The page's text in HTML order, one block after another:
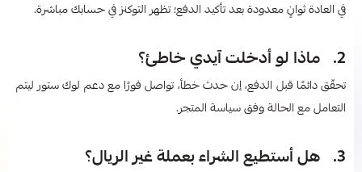
في العادة ثوانٍ معدودة بعد تأكيد الدفع؛ تظهر التوكنز في حسابك مباشرة.
2. ماذا لو أدخلت آيدي خاطئ؟
تحقّق دائمًا قبل الدفع، إن حدث خطأ، تواصل فورًا مع دعم لوك ستور ليتم
التعامل مع الحالة وفق سياسة المتجر.
3. هل أستطيع الشراء بعملة غير الريال؟